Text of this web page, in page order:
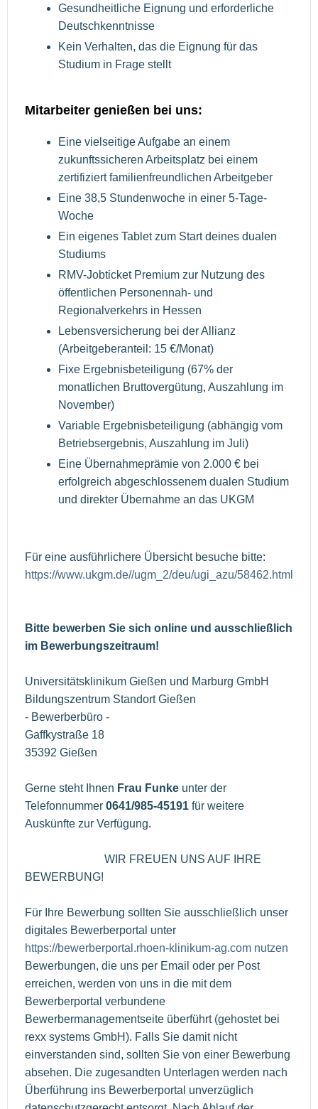
Gesundheitliche Eignung und erforderliche
Deutschkenntnisse
Kein Verhalten, das die Eignung für das
Studium in Frage stellt
Mitarbeiter genießen bei uns:
Eine vielseitige Aufgabe an einem
zukunftssicheren Arbeitsplatz bei einem
zertifiziert familienfreundlichen Arbeitgeber
Eine 38,5 Stundenwoche in einer 5-Tage-
Woche
Ein eigenes Tablet zum Start deines dualen
Studiums
RMV-Jobticket Premium zur Nutzung des
öffentlichen Personennah- und
Regionalverkehrs in Hessen
Lebensversicherung bei der Allianz
(Arbeitgeberanteil: 15 €/Monat)
Fixe Ergebnisbeteiligung (67% der
monatlichen Bruttovergütung, Auszahlung im
November)
Variable Ergebnisbeteiligung (abhängig vom
Betriebsergebnis, Auszahlung im Juli)
Eine Übernahmeprämie von 2.000 € bei
erfolgreich abgeschlossenem dualen Studium
und direkter Übernahme an das UKGM
Für eine ausführlichere Übersicht besuche bitte:
https://www.ukgm.de//ugm_2/deu/ugi_azu/58462.html
Bitte bewerben Sie sich online und ausschließlich
im Bewerbungszeitraum!
Universitätsklinikum Gießen und Marburg GmbH
Bildungszentrum Standort Gießen
- Bewerberbüro -
Gaffkystraße 18
35392 Gießen
Gerne steht Ihnen Frau Funke unter der
Telefonnummer 0641/985-45191 für weitere
Auskünfte zur Verfügung.
WIR FREUEN UNS AUF IHRE
BEWERBUNG!
Für Ihre Bewerbung sollten Sie ausschließlich unser
digitales Bewerberportal unter
https://bewerberportal.rhoen-klinikum-ag.com nutzen
Bewerbungen, die uns per Email oder per Post
erreichen, werden von uns in die mit dem
Bewerberportal verbundene
Bewerbermanagementseite überführt (gehostet bei
rexx systems GmbH). Falls Sie damit nicht
einverstanden sind, sollten Sie von einer Bewerbung
absehen. Die zugesandten Unterlagen werden nach
Überführung ins Bewerberportal unverzüglich